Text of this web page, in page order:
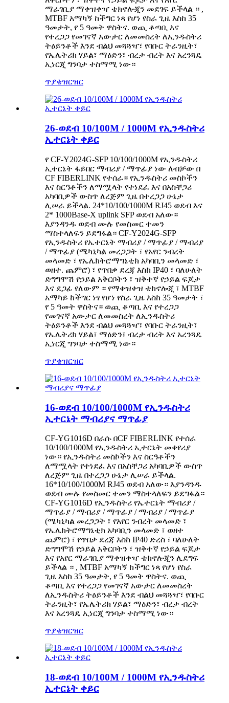
ማራገቢያ ማቀዝቀዣ ቴክኖሎጂን መደገፍ ይችላል ። ,
MTBF አማካኝ ከችግር ነጻ የሆነ የስራ ጊዜ እስከ 35
ዓመታት, የ 5 ዓመት ዋስትና. ወጪ ቆጣቢ እና
የተረጋጋ የመገናኛ አውታር ለመመስረት ለኢንዱስትሪ
ትዕይንቶች እንደ ብልህ መጓጓዣ፣ የባቡር ትራንዚት፣
የኤሌትሪክ ሃይል፣ ማዕድን፣ ብረታ ብረት እና አረንጓዴ
ኢነርጂ ግንባታ ተስማሚ ነው።
ጥያቄዝርዝር
26-ወደብ 10/100M / 1000M የኢንዱስትሪ
ኢተርኔት ቀይር
የ CF-Y2024G-SFP 10/100/1000M የኢንዱስትሪ
ኢተርኔት ፋይበር ማብሪያ / ማጥፊያ ነው ለብቻው በ
CF FIBERLINK የተሰራ። የኢንዱስትሪ መስኮችን
እና ስርዓቶችን ለማሟላት የተነደፈ እና በአስቸጋሪ
አካባቢዎች ውስጥ ለረጅም ጊዜ በተረጋጋ ሁኔታ
ሊሠራ ይችላል. 24*10/100/1000M RJ45 ወደብ እና
2* 1000Base-X uplink SFP ወደብ አለው።
እያንዳንዱ ወደብ ሙሉ የመስመር ተመን
ማስተላለፍን ይደግፋል። CF-Y2024G-SFP
የኢንዱስትሪ የኤተርኔት ማብሪያ / ማጥፊያ / ማብሪያ
/ ማጥፊያ (ሜካኒካል መረጋጋት ፣ የአየር ንብረት
መላመድ ፣ የኤሌክትሮማግኔቲክ አካባቢን መላመድ ፣
ወዘተ. ጨምሮ) ፣ የጥበቃ ደረጃ እስከ IP40 ፣ ባለሁለት
ድግግሞሽ የኃይል አቅርቦትን ፣ ዝቅተኛ የኃይል ፍጆታ
እና ደጋፊ የለውም ። የማቀዝቀዝ ቴክኖሎጂ ፣ MTBF
አማካይ ከችግር ነፃ የሆነ የስራ ጊዜ እስከ 35 ዓመታት ፣
የ 5 ዓመት ዋስትና። ወጪ ቆጣቢ እና የተረጋጋ
የመገናኛ አውታር ለመመስረት ለኢንዱስትሪ
ትዕይንቶች እንደ ብልህ መጓጓዣ፣ የባቡር ትራንዚት፣
የኤሌትሪክ ሃይል፣ ማዕድን፣ ብረታ ብረት እና አረንጓዴ
ኢነርጂ ግንባታ ተስማሚ ነው።
ጥያቄዝርዝር
16-ወደብ 10/100/1000M የኢንዱስትሪ
ኢተርኔት ማብሪያና ማጥፊያ
CF-YG1016D በራሱ በCF FIBERLINK የተሰራ
10/100/1000M የኢንዱስትሪ ኢተርኔት መቀየሪያ
ነው። የኢንዱስትሪ መስኮችን እና ስርዓቶችን
ለማሟላት የተነደፈ እና በአስቸጋሪ አካባቢዎች ውስጥ
ለረጅም ጊዜ በተረጋጋ ሁኔታ ሊሠራ ይችላል.
16*10/100/1000M RJ45 ወደብ አለው። እያንዳንዱ
ወደብ ሙሉ የመስመር ተመን ማስተላለፍን ይደግፋል።
CF-YG1016D የኢንዱስትሪ የኤተርኔት ማብሪያ /
ማጥፊያ / ማብሪያ / ማጥፊያ / ማብሪያ / ማጥፊያ
(ሜካኒካል መረጋጋት ፣ የአየር ንብረት መላመድ ፣
የኤሌክትሮማግኔቲክ አካባቢን መላመድ ፣ ወዘተ
ጨምሮ) ፣ የጥበቃ ደረጃ እስከ IP40 ድረስ ፣ ባለሁለት
ድግግሞሽ የኃይል አቅርቦትን ፣ ዝቅተኛ የኃይል ፍጆታ
እና የአየር ማራገቢያ ማቀዝቀዣ ቴክኖሎጂን ሊደግፍ
ይችላል ። , MTBF አማካኝ ከችግር ነጻ የሆነ የስራ
ጊዜ እስከ 35 ዓመታት, የ 5 ዓመት ዋስትና. ወጪ
ቆጣቢ እና የተረጋጋ የመገናኛ አውታር ለመመስረት
ለኢንዱስትሪ ትዕይንቶች እንደ ብልህ መጓጓዣ፣ የባቡር
ትራንዚት፣ የኤሌትሪክ ሃይል፣ ማዕድን፣ ብረታ ብረት
እና አረንጓዴ ኢነርጂ ግንባታ ተስማሚ ነው።
ጥያቄዝርዝር
18-ወደብ 10/100M / 1000M የኢንዱስትሪ
ኢተርኔት ቀይር